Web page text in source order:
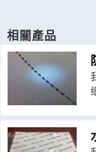
相關產品